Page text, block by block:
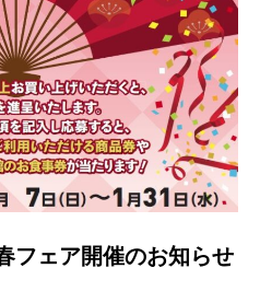
ェア開催のお知らせ